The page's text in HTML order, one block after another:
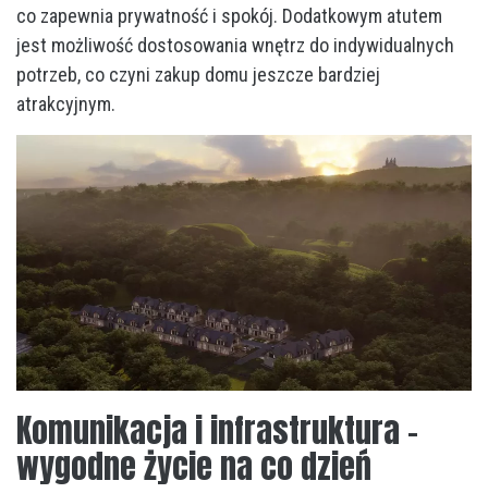
co zapewnia prywatność i spokój. Dodatkowym atutem
jest możliwość dostosowania wnętrz do indywidualnych
potrzeb, co czyni zakup domu jeszcze bardziej
atrakcyjnym.
Komunikacja i infrastruktura –
wygodne życie na co dzień